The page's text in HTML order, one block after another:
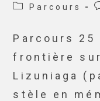
Parcours
Parcours 25
frontière
Lizuniaga
stèle en